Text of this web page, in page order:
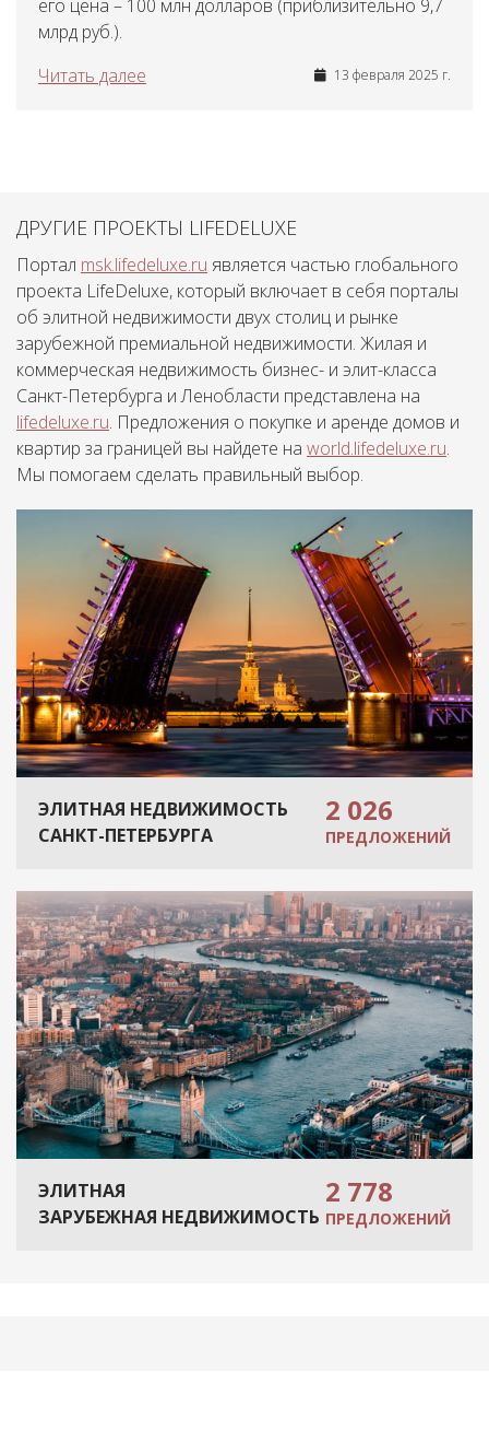
его цена – 100 млн долларов (приблизительно 9,7
млрд руб.).
Читать далее
13 февраля 2025 г.
ДРУГИЕ ПРОЕКТЫ LIFEDELUXE
Портал msk.lifedeluxe.ru является частью глобального
проекта LifeDeluxe, который включает в себя порталы
об элитной недвижимости двух столиц и рынке
зарубежной премиальной недвижимости. Жилая и
коммерческая недвижимость бизнес- и элит-класса
Санкт-Петербурга и Ленобласти представлена на
lifedeluxe.ru. Предложения о покупке и аренде домов и
квартир за границей вы найдете на world.lifedeluxe.ru.
Мы помогаем сделать правильный выбор.
ЭЛИТНАЯ НЕДВИЖИМОСТЬ
САНКТ-ПЕТЕРБУРГА
2 026
ПРЕДЛОЖЕНИЙ
ЭЛИТНАЯ
ЗАРУБЕЖНАЯ НЕДВИЖИМОСТЬ
2 778
ПРЕДЛОЖЕНИЙ